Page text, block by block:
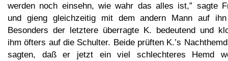
werden noch einsehn, wie wahr das alles ist,” sagte
und gieng gleichzeitig mit dem andern Mann auf
Besonders der letztere überragte K. bedeutend und
ihm öfters auf die Schulter. Beide prüften K.’s
sagten, daß er jetzt ein viel schlechteres Hemd